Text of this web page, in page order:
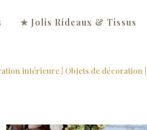
★ Jolis Rideaux & Tissus
intérieure Objets de décoration